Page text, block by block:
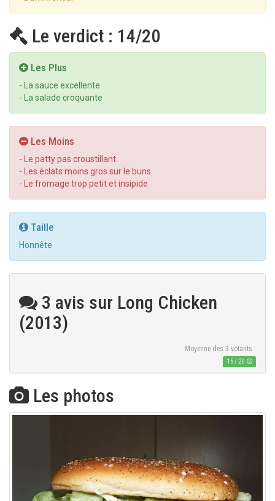
Le verdict : 14/20
Les Plus
- La sauce excellente
- La salade croquante
Les Moins
- Le patty pas croustillant
- Les éclats moins gros sur le buns
- Le fromage trop petit et insipide
Taille
Honnête
3 avis sur Long Chicken
(2013)
Moyenne des 3 votants :
15/ 20
Les photos